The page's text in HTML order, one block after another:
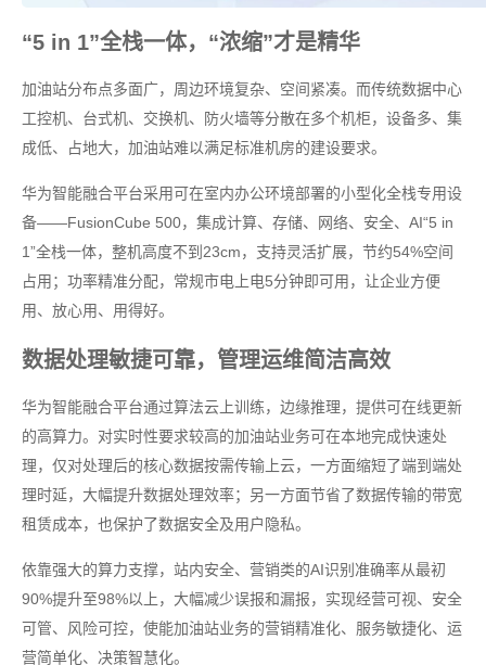
“5 in 1”全栈一体，“浓缩”才是精华
加油站分布点多面广，周边环境复杂、空间紧凑。而传统数据中心
工控机、台式机、交换机、防火墙等分散在多个机柜，设备多、集
成低、占地大，加油站难以满足标准机房的建设要求。
华为智能融合平台采用可在室内办公环境部署的小型化全栈专用设
备——FusionCube 500，集成计算、存储、网络、安全、AI“5 in
1”全栈一体，整机高度不到23cm，支持灵活扩展，节约54%空间
占用；功率精准分配，常规市电上电5分钟即可用，让企业方便
用、放心用、用得好。
数据处理敏捷可靠，管理运维简洁高效
华为智能融合平台通过算法云上训练，边缘推理，提供可在线更新
的高算力。对实时性要求较高的加油站业务可在本地完成快速处
理，仅对处理后的核心数据按需传输上云，一方面缩短了端到端处
理时延，大幅提升数据处理效率；另一方面节省了数据传输的带宽
租赁成本，也保护了数据安全及用户隐私。
依靠强大的算力支撑，站内安全、营销类的AI识别准确率从最初
90%提升至98%以上，大幅减少误报和漏报，实现经营可视、安全
可管、风险可控，使能加油站业务的营销精准化、服务敏捷化、运
营简单化、决策智慧化。